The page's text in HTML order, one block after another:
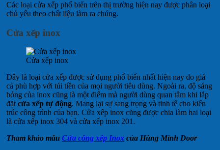
Các loại cửa xếp phổ biến trên thị trường hiện nay được phân loại
chủ yếu theo chất liệu làm ra chúng.
Cửa xếp inox
Cửa xếp inox
Đây là loại cửa xếp được sử dụng phổ biến nhất hiện nay do giá
cả phù hợp với túi tiền của mọi người tiêu dùng. Ngoài ra, độ sáng
bóng của inox cũng là một điểm mà người dùng quan tâm khi lắp
đặtcửa xếp tự động. Mang lại sự sang trọng và tinh tế cho kiến ​​
trúc công trình của bạn. Cửa xếp inox cũng được chia làm hai loại
là cửa xếp inox 304 và cửa xếp inox 201.
Tham khảo mẫu Cửa cổng xếp Inox của Hùng Minh Door